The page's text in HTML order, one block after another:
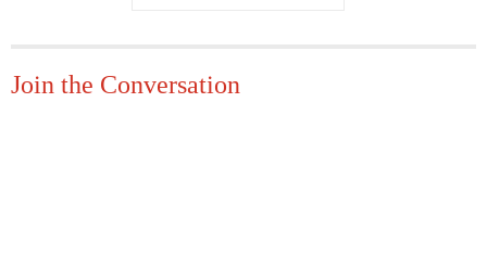
Join the Conversation